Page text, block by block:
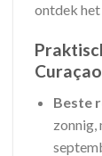
ontdek het
Beste
zonnig,